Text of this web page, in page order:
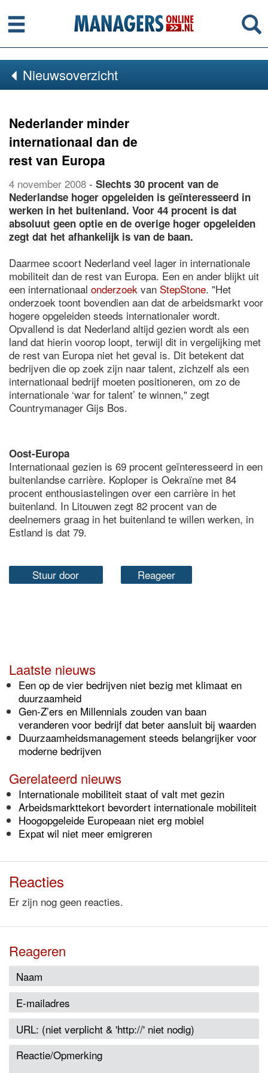
Menu
Nieuwsoverzicht
Nederlander minder
internationaal dan de
rest van Europa
4 november 2008 - Slechts 30 procent van de
Nederlandse hoger opgeleiden is geïnteresseerd in
werken in het buitenland. Voor 44 procent is dat
absoluut geen optie en de overige hoger opgeleiden
zegt dat het afhankelijk is van de baan.
Daarmee scoort Nederland veel lager in internationale
mobiliteit dan de rest van Europa. Een en ander blijkt uit
een internationaal onderzoek van StepStone. "Het
onderzoek toont bovendien aan dat de arbeidsmarkt voor
hogere opgeleiden steeds internationaler wordt.
Opvallend is dat Nederland altijd gezien wordt als een
land dat hierin voorop loopt, terwijl dit in vergelijking met
de rest van Europa niet het geval is. Dit betekent dat
bedrijven die op zoek zijn naar talent, zichzelf als een
internationaal bedrijf moeten positioneren, om zo de
internationale ‘war for talent’ te winnen," zegt
Countrymanager Gijs Bos.
Oost-Europa
Internationaal gezien is 69 procent geïnteresseerd in een
buitenlandse carrière. Koploper is Oekraïne met 84
procent enthousiastelingen over een carrière in het
buitenland. In Litouwen zegt 82 procent van de
deelnemers graag in het buitenland te willen werken, in
Estland is dat 79.
Stuur door Reageer
Laatste nieuws
Een op de vier bedrijven niet bezig met klimaat en
duurzaamheid
Gen-Z’ers en Millennials zouden van baan
veranderen voor bedrijf dat beter aansluit bij waarden
Duurzaamheidsmanagement steeds belangrijker voor
moderne bedrijven
Gerelateerd nieuws
Internationale mobiliteit staat of valt met gezin
Arbeidsmarkttekort bevordert internationale mobiliteit
Hoogopgeleide Europeaan niet erg mobiel
Expat wil niet meer emigreren
Reacties
Er zijn nog geen reacties.
Reageren